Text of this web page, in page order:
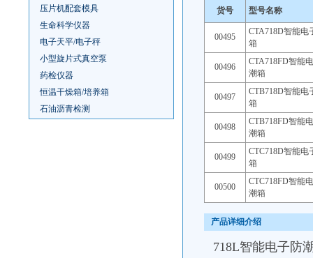
压片机配套模具
生命科学仪器
电子天平/电子秤
小型旋片式真空泵
药检仪器
恒温干燥箱/培养箱
石油沥青检测
货号 型号名称
00495
CTA718D智能电
箱
00496
CTA718FD智能
潮箱
00497
CTB718D智能电
箱
00498
CTB718FD智能
潮箱
00499
CTC718D智能电
箱
00500
CTC718FD智能
潮箱
产品详细介绍
718L智能电子防